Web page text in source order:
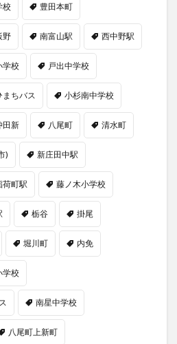
校 豊田本町
野 南富山駅 西中野駅
学校 戸出中学校
まちバス 小杉南中学校
田新 八尾町 清水町
) 新庄田中駅
荷町駅 藤ノ木小学校
栃谷 掛尾
堀川町 内免
学校
南星中学校
八尾町上新町